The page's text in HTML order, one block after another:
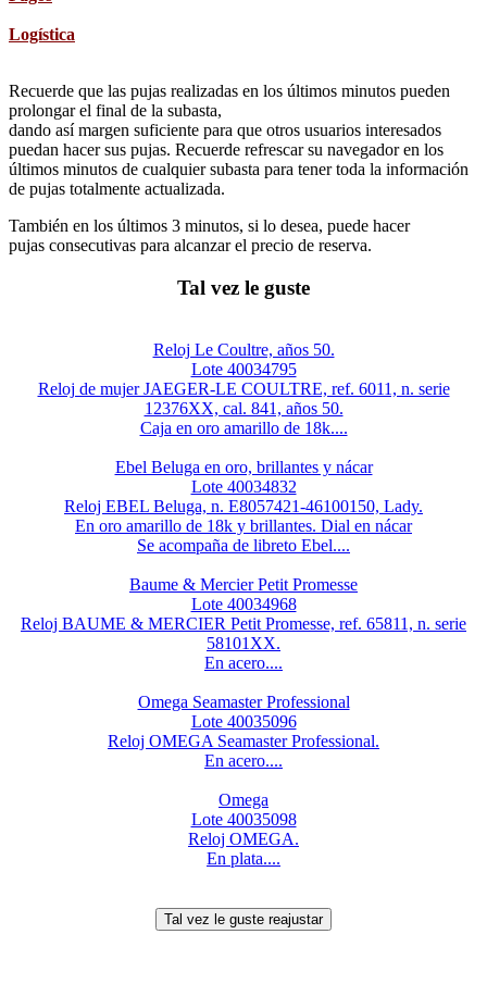
Logística
Recuerde que las pujas realizadas en los últimos minutos pueden
prolongar el final de la subasta,
dando así margen suficiente para que otros usuarios interesados
puedan hacer sus pujas. Recuerde refrescar su navegador en los
últimos minutos de cualquier subasta para tener toda la información
de pujas totalmente actualizada.
También en los últimos 3 minutos, si lo desea, puede hacer
pujas consecutivas para alcanzar el precio de reserva.
Tal vez le guste
Reloj Le Coultre, años 50.
Lote 40034795
Reloj de mujer JAEGER-LE COULTRE, ref. 6011, n. serie
12376XX, cal. 841, años 50.
Caja en oro amarillo de 18k....
Ebel Beluga en oro, brillantes y nácar
Lote 40034832
Reloj EBEL Beluga, n. E8057421-46100150, Lady.
En oro amarillo de 18k y brillantes. Dial en nácar
Se acompaña de libreto Ebel....
Baume & Mercier Petit Promesse
Lote 40034968
Reloj BAUME & MERCIER Petit Promesse, ref. 65811, n. serie
58101XX.
En acero....
Omega Seamaster Professional
Lote 40035096
Reloj OMEGA Seamaster Professional.
En acero....
Omega
Lote 40035098
Reloj OMEGA.
En plata....